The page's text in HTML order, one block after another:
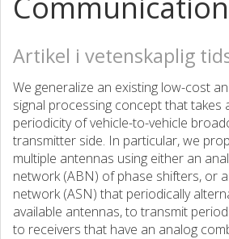
Artikel i vetenskaplig
We generalize an existing low-cost
signal processing concept that takes
periodicity of vehicle-to-vehicle
transmitter side. In particular, we
multiple antennas using either an
network (ABN) of phase shifters, or
network (ASN) that periodically
available antennas, to transmit
to receivers that have an analog